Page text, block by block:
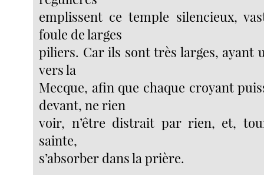
emplissent ce temple silencieux,
foule de larges
piliers. Car ils sont très larges, ayant
vers la
Mecque, afin que chaque croyant
devant, ne rien
voir, n’être distrait par rien, et,
sainte,
s’absorber dans la prière.